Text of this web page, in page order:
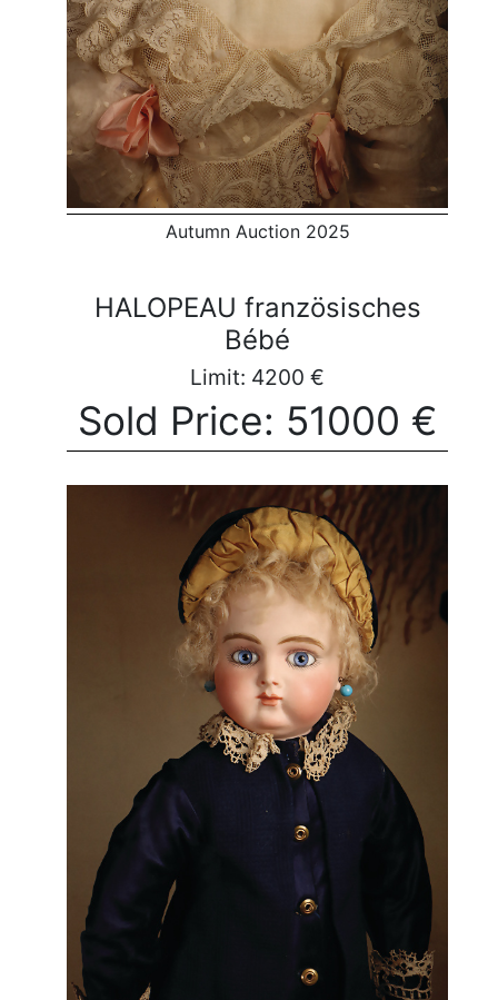
Autumn Auction 2025
HALOPEAU französisches
Bébé
Limit: 4200 €
Sold Price: 51000 €